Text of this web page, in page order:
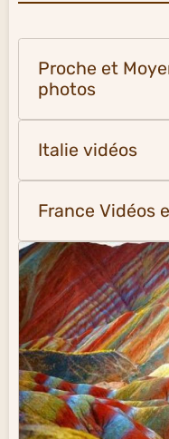
Proche et
photos
Italie vidéos
France Vidéos